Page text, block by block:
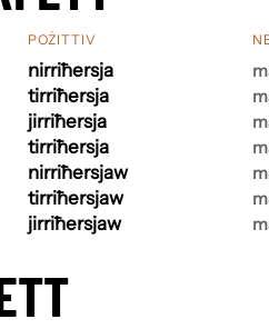
POŻITTIV
nirriħersja
tirriħersja
jirriħersja
tirriħersja
nirriħersjaw
tirriħersjaw
jirriħersjaw